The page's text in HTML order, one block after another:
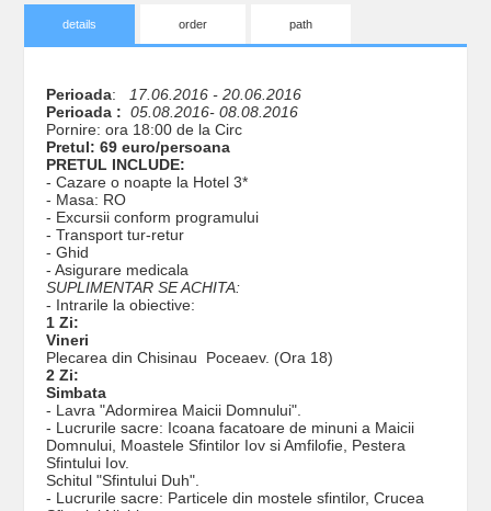
details order path
Perioada: 17.06.2016 - 20.06.2016
Perioada : 05.08.2016- 08.08.2016
Pornire: ora 18:00 de la Circ
Pretul: 69 euro/persoana
PRETUL INCLUDE:
- Cazare o noapte la Hotel 3*
- Masa: RO
- Excursii conform programului
- Transport tur-retur
- Ghid
- Asigurare medicala
SUPLIMENTAR SE ACHITA:
- Intrarile la obiective:
1 Zi:
Vineri
Plecarea din Chisinau Poceaev. (Ora 18)
2 Zi:
Simbata
- Lavra "Adormirea Maicii Domnului".
- Lucrurile sacre: Icoana facatoare de minuni a Maicii
Domnului, Moastele Sfintilor Iov si Amfilofie, Pestera
Sfintului Iov.
Schitul "Sfintului Duh".
- Lucrurile sacre: Particele din mostele sfintilor, Crucea